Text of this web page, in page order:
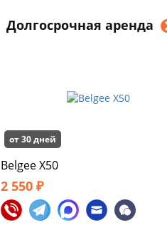
Долгосрочная аренда
от 30 дней
Belgee X50
2 550 ₽